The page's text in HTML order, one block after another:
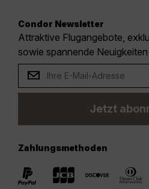
Condor Newsletter
Attraktive Flugangebote,
sowie spannende
Jetzt
Zahlungsmethoden